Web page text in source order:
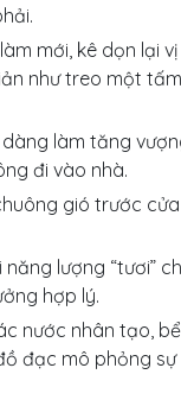
mới, kê dọn lại
như treo một
làm tăng
đi vào nhà.
gió trước
lượng “tươi”
hợp lý.
nước nhân tạo,
đạc mô phỏng